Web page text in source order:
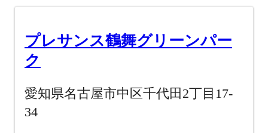
プレサンス鶴舞グリーンパー
ク
愛知県名古屋市中区千代田2丁目17-
34